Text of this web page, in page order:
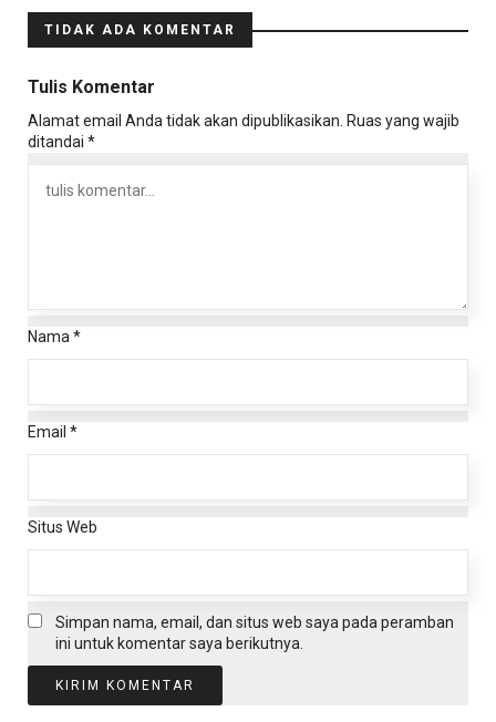
TIDAK ADA KOMENTAR
Tulis Komentar
Alamat email Anda tidak akan dipublikasikan. Ruas yang wajib
ditandai *
Nama *
Email *
Situs Web
Simpan nama, email, dan situs web saya pada peramban
ini untuk komentar saya berikutnya.